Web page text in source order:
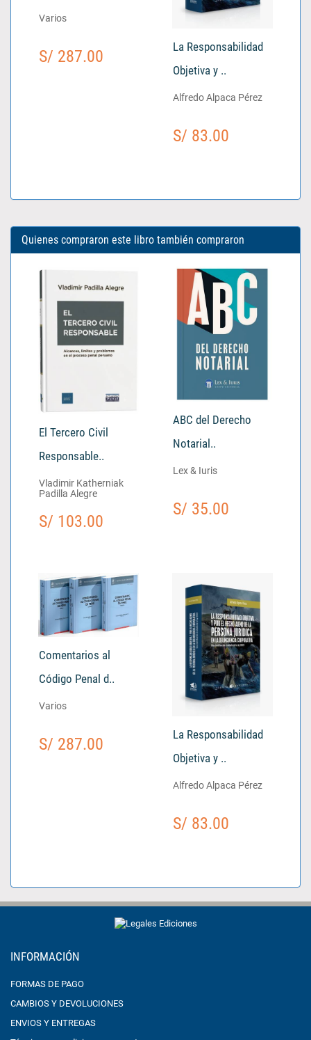
Varios
S/ 287.00
La Responsabilidad
Objetiva y ..
Alfredo Alpaca Pérez
S/ 83.00
Quienes compraron este libro también compraron
El Tercero Civil
Responsable..
Vladimir Katherniak
Padilla Alegre
S/ 103.00
ABC del Derecho
Notarial..
Lex & Iuris
S/ 35.00
Comentarios al
Código Penal d..
Varios
S/ 287.00
La Responsabilidad
Objetiva y ..
Alfredo Alpaca Pérez
S/ 83.00
INFORMACIÓN
FORMAS DE PAGO
CAMBIOS Y DEVOLUCIONES
ENVIOS Y ENTREGAS